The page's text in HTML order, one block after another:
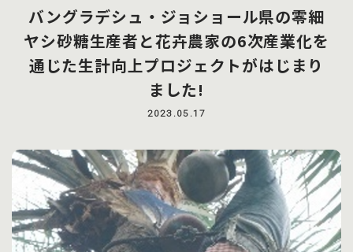
バングラデシュ・ジョショール県の零細
ヤシ砂糖生産者と花卉農家の6次産業化を
通じた生計向上プロジェクトがはじまり
ました!
2023.05.17